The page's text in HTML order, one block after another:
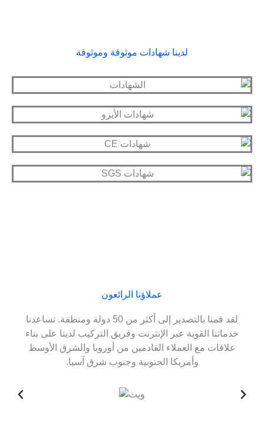
لدينا شهادات موثوقة وموثوقة
عملاؤنا الرائعون
لقد قمنا بالتصدير إلى أكثر من 50 دولة ومنطقة. تساعدنا
خدماتنا القوية عبر الإنترنت وفريق التركيب لدينا على بناء
علاقات مع العملاء القادمين من أوروبا والشرق الأوسط
وأمريكا الجنوبية وجنوب شرق آسيا.